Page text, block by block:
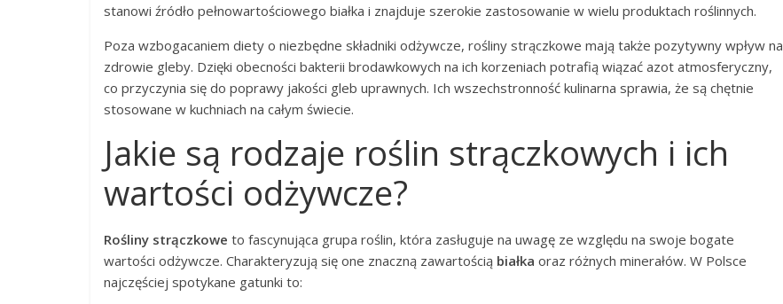
stanowi źródło pełnowartościowego białka i znajduje szerokie zastosowanie w wielu produktach roślinnych.
Poza wzbogacaniem diety o niezbędne składniki odżywcze, rośliny strączkowe mają także pozytywny wpływ na
zdrowie gleby. Dzięki obecności bakterii brodawkowych na ich korzeniach potrafią wiązać azot atmosferyczny,
co przyczynia się do poprawy jakości gleb uprawnych. Ich wszechstronność kulinarna sprawia, że są chętnie
stosowane w kuchniach na całym świecie.
Jakie są rodzaje roślin strączkowych i ich
wartości odżywcze?
Rośliny strączkowe to fascynująca grupa roślin, która zasługuje na uwagę ze względu na swoje bogate
wartości odżywcze. Charakteryzują się one znaczną zawartością białka oraz różnych minerałów. W Polsce
najczęściej spotykane gatunki to: